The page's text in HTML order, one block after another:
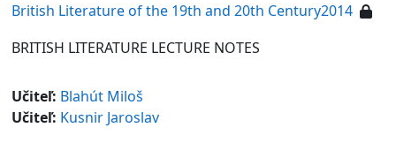
British Literature of the 19th and 20th Century2014
BRITISH LITERATURE LECTURE NOTES
Učiteľ: Blahút Miloš
Učiteľ: Kusnir Jaroslav